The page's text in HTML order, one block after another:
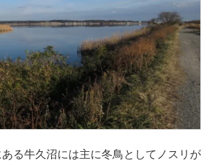
る牛久沼には主に冬鳥としてノスリが